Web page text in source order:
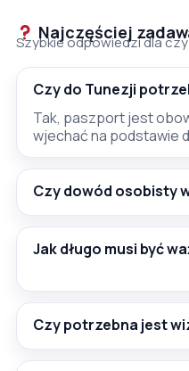
Najczęściej
Szybkie odpowiedzi dla
Czy do Tunezji
Tak, paszport jest
wjechać na podstawie
Czy dowód osobisty
Jak długo musi być
Czy potrzebna jest